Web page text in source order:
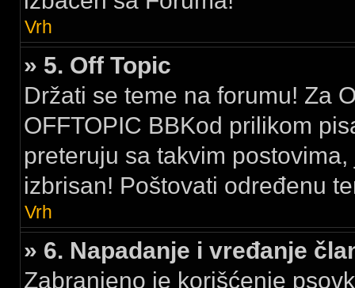
Vrh
» 5. Off Topic
Držati se teme na forumu! Za
OFFTOPIC BBKod prilikom
preteruju sa takvim
izbrisan! Poštovati određenu
Vrh
» 6. Napadanje i vređanje
Zabranjeno je korišćenje